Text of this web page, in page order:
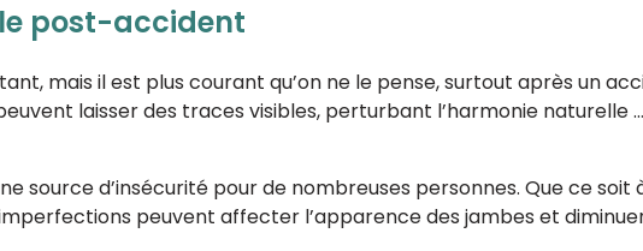
post-accident
mais il est plus courant qu’on ne le pense, surtout après un
laisser des traces visibles, perturbant l’harmonie naturelle …
source d’insécurité pour de nombreuses personnes. Que ce soit
peuvent affecter l’apparence des jambes et